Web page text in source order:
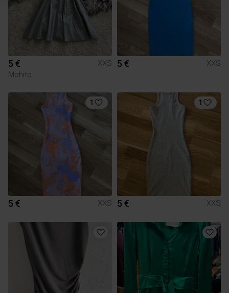
5 €
XXS
Mohito
5 € XXS
1
5 € XXS
1
5 € XXS